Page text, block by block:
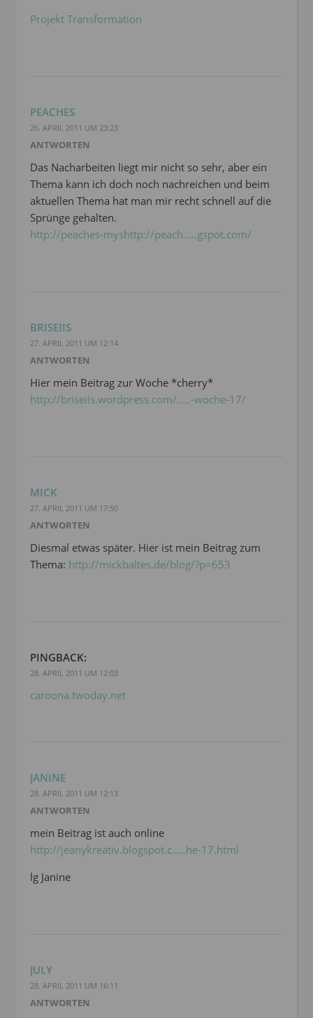
Projekt Transformation
PEACHES
26. APRIL 2011 UM 23:23
ANTWORTEN
Das Nacharbeiten liegt mir nicht so sehr, aber ein
Thema kann ich doch noch nachreichen und beim
aktuellen Thema hat man mir recht schnell auf die
Sprünge gehalten.
http://peaches-myshttp://peach.....gspot.com/
BRISEIIS
27. APRIL 2011 UM 12:14
ANTWORTEN
Hier mein Beitrag zur Woche *cherry*
http://briseiis.wordpress.com/.....-woche-17/
MICK
27. APRIL 2011 UM 17:50
ANTWORTEN
Diesmal etwas später. Hier ist mein Beitrag zum
Thema: http://mickbaltes.de/blog/?p=653
PINGBACK:
28. APRIL 2011 UM 12:03
caroona.twoday.net
JANINE
28. APRIL 2011 UM 12:13
ANTWORTEN
mein Beitrag ist auch online
http://jeanykreativ.blogspot.c.....he-17.html
lg Janine
JULY
28. APRIL 2011 UM 16:11
ANTWORTEN